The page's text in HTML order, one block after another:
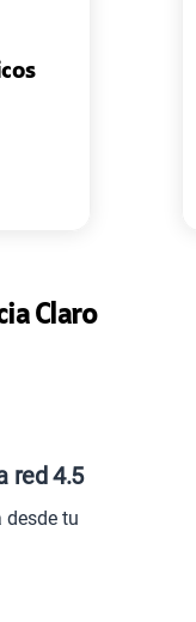
Mini
Claro
red 4.5
tu